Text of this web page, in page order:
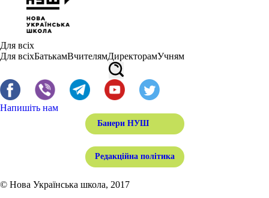
Для всіх
Для всіхБатькамВчителямДиректорамУчням
Напишіть нам
Банери НУШ
Редакційна політика
© Нова Українська школа, 2017